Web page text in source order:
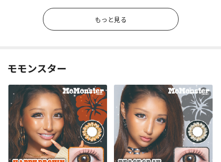
もっと見る
モモンスター